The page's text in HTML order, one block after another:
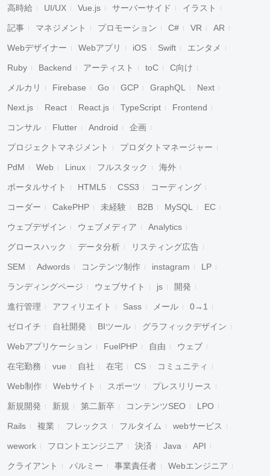
高時給 UI/UX Vue.js サーバーサイド イラスト
記事 マネジメント プロモーション C# VR AR
Webデザイナー Webアプリ iOS Swift エンタメ
Ruby Backend アーティスト toC C向け
メルカリ Firebase Go GCP GraphQL Next
Next.js React React.js TypeScript Frontend
コンサル Flutter Android 企画
プロジェクトマネジメント プロダクトマネージャー
PdM Web Linux フルスタック 海外
ポータルサイト HTML5 CSS3 コーディング
コーダー CakePHP 未経験 B2B MySQL EC
ウェブデザイン ウェブメディア Analytics
グロースハック データ分析 リスティング広告
SEM Adwords コンテンツ制作 instagram LP
ランディングページ ウェブサイト js 開発
進行管理 アフィリエイト Sass メール 0→1
ゼロイチ 自社開発 BIツール グラフィックデザイン
Webアプリケーション FuelPHP 自由 ウェブ
在宅勤務 vue 自社 在宅 CS コミュニティ
Web制作 Webサイト スポーツ プレスリリース
新規開発 新規 第二新卒 コンテンツSEO LPO
Rails 複業 フレックス フルタイム webサービス
wework フロントエンジニア 決済 Java API
クライアント パルミー 事業責任者 Webエンジニア